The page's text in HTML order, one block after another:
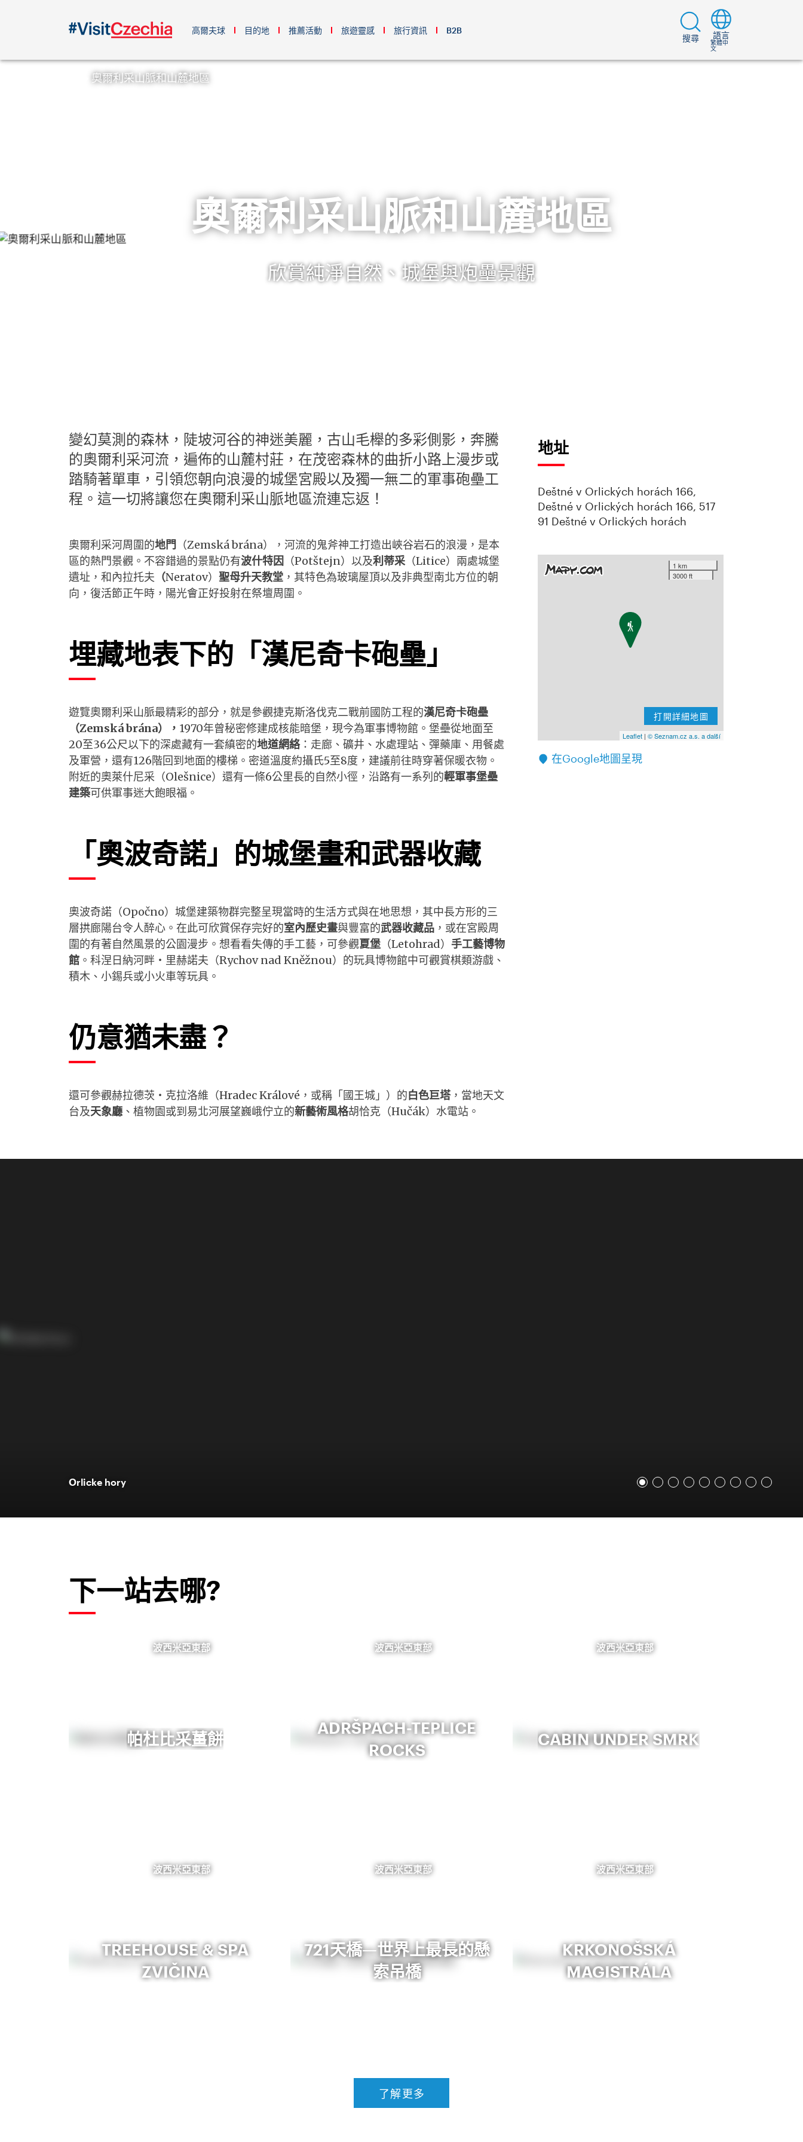
高爾夫球 目的地 推薦活動 旅遊靈感 旅行資訊 B2B
搜尋 語言
繁體中
文
奧爾利采山脈和山麓地區
奧爾利采山脈和山麓地區
欣賞純淨自然、城堡與炮壘景觀
變幻莫測的森林，陡坡河谷的神迷美麗，古山毛櫸的多彩側影，奔騰
的奧爾利采河流，遍佈的山麓村莊，在茂密森林的曲折小路上漫步或
踏騎著單車，引領您朝向浪漫的城堡宮殿以及獨一無二的軍事砲壘工
程。這一切將讓您在奧爾利采山脈地區流連忘返！
奧爾利采河周圍的地門
（Zemská brána），河流的鬼斧神工打造出峽谷岩石的浪漫，是本
區的熱門景觀。不容錯過的景點仍有波什特因 （Potštejn）以及利蒂采（Litice）兩處城堡
遺址，和內拉托夫 （Neratov） 聖母升天教堂 ，其特色為玻璃屋頂以及非典型南北方位的朝
向，復活節正午時，陽光會正好投射在祭壇周圍。
埋藏地表下的「漢尼奇卡砲壘」
遊覽奧爾利采山脈最精彩的部分，就是參觀捷克斯洛伐克二戰前國防工程的漢尼奇卡砲壘
（Zemská brána）， 1970年曾秘密修建成核能暗堡，現今為軍事博物館。堡壘從地面至
20至36公尺以下的深處藏有一套縝密的地道網絡：走廊、礦井、水處理站、彈藥庫、用餐處
及軍營，還有126階回到地面的樓梯。密道溫度約攝氏5至8度，建議前往時穿著保暖衣物。
附近的奧萊什尼采（Olešnice）還有一條6公里長的自然小徑，沿路有一系列的輕軍事堡壘
建築可供軍事迷大飽眼福。
「奧波奇諾」的城堡畫和武器收藏
奧波奇諾（Opočno）城堡建築物群完整呈現當時的生活方式與在地思想，其中長方形的三
層拱廊陽台令人醉心。在此可欣賞保存完好的室內歷史畫與豐富的武器收藏品 ，或在宮殿周
圍的有著自然風景的公園漫步。想看看失傳的手工藝，可參觀夏堡 （Letohrad） 手工藝博物
館 。科涅日納河畔・里赫諾夫（Rychov nad Kněžnou）的玩具博物館中可觀賞棋類游戲、
積木、小錫兵或小火車等玩具。
仍意猶未盡？
還可參觀赫拉德茨・克拉洛維（Hradec Králové，或稱「國王城」）的白色巨塔 ，當地天文
台及天象廳 、植物園或到易北河展望巍峨佇立的新藝術風格胡恰克（Hučák）水電站。
地址
Deštné v Orlických horách 166,
Deštné v Orlických horách 166, 517
91 Deštné v Orlických horách
1 km
3000 ft
打開詳細地圖
Leaflet| © Seznam.cz a.s. a další
在Google地圖呈現
Orlicke hory
下一站去哪?
波西米亞東部
帕杜比采薑餅
波西米亞東部
ADRŠPACH-TEPLICE
ROCKS
波西米亞東部
CABIN UNDER SMRK
波西米亞東部
TREEHOUSE & SPA
ZVIČINA
波西米亞東部
721天橋—世界上最長的懸
索吊橋
波西米亞東部
KRKONOŠSKÁ
MAGISTRÁLA
了解更多